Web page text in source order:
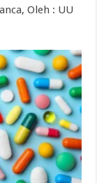
Oleh : UU